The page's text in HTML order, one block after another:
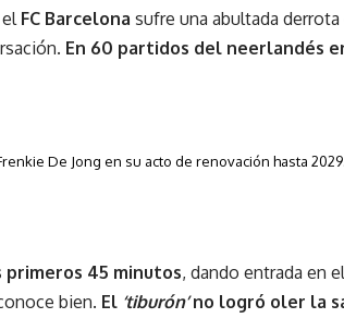
FC Barcelona sufre una abultada
En 60 partidos del neerlandés
De Jong en su acto de renovación hasta
primeros 45 minutos, dando entrada en
bien. El ‘tiburón’no logró oler la